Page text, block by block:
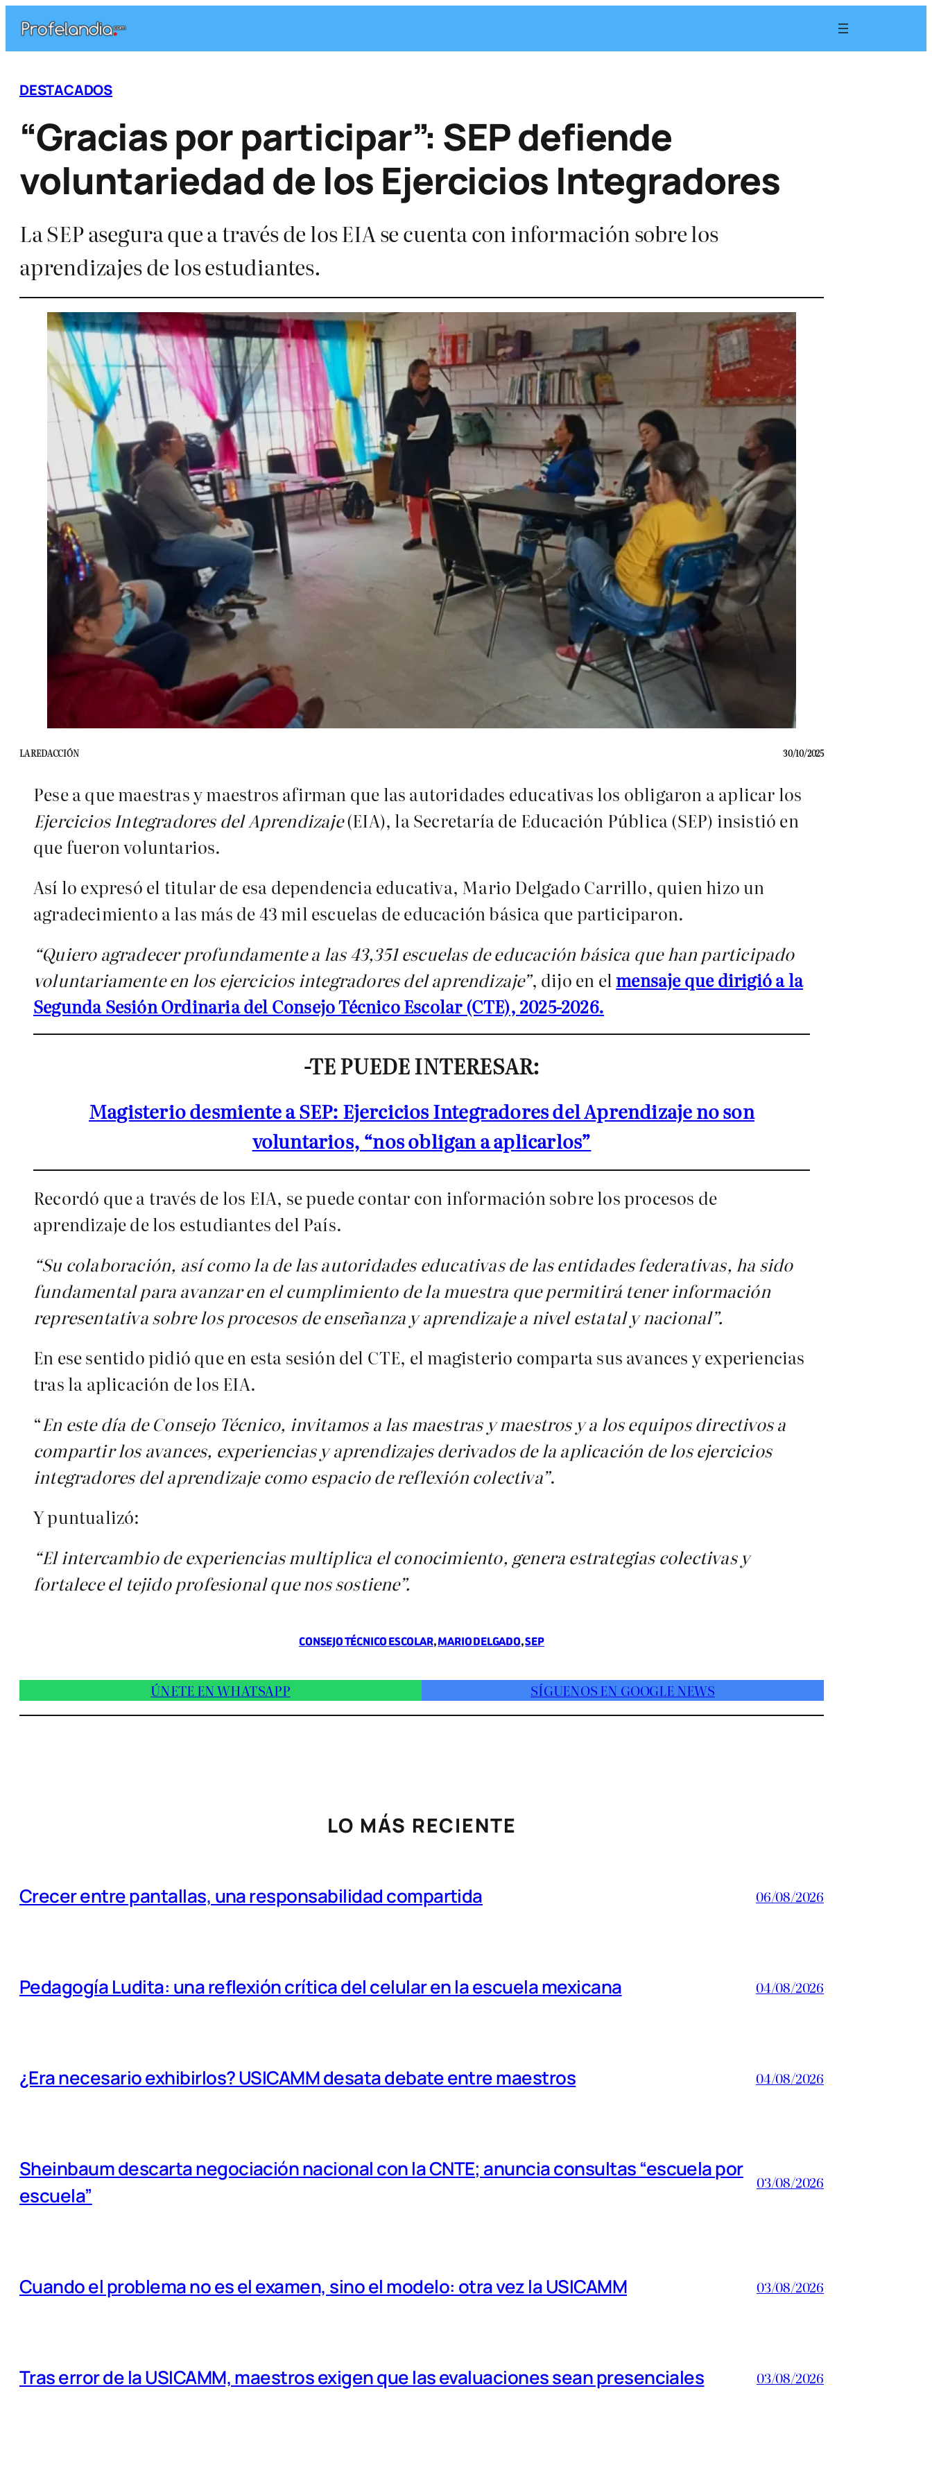
contenido
DESTACADOS
“Gracias por participar”: SEP defiende
voluntariedad de los Ejercicios Integradores
La SEP asegura que a través de los EIA se cuenta con información sobre los
aprendizajes de los estudiantes.
LA REDACCIÓN 30/10/2025
Pese a que maestras y maestros afirman que las autoridades educativas los obligaron a aplicar los
Ejercicios Integradores del Aprendizaje(EIA), la Secretaría de Educación Pública (SEP) insistió en
que fueron voluntarios.
Así lo expresó el titular de esa dependencia educativa, Mario Delgado Carrillo, quien hizo un
agradecimiento a las más de 43 mil escuelas de educación básica que participaron.
“Quiero agradecer profundamente a las 43,351 escuelas de educación básica que han participado
voluntariamente en los ejercicios integradores del aprendizaje”, dijo en elmensaje que dirigió a la
Segunda Sesión Ordinaria del Consejo Técnico Escolar (CTE), 2025-2026.
-TE PUEDE INTERESAR:
Magisterio desmiente a SEP: Ejercicios Integradores del Aprendizaje no son
voluntarios, “nos obligan a aplicarlos”
Recordó que a través de los EIA, se puede contar con información sobre los procesos de
aprendizaje de los estudiantes del País.
“Su colaboración, así como la de las autoridades educativas de las entidades federativas, ha sido
fundamental para avanzar en el cumplimiento de la muestra que permitirá tener información
representativa sobre los procesos de enseñanza y aprendizaje a nivel estatal y nacional”.
En ese sentido pidió que en esta sesión del CTE, el magisterio comparta sus avances y experiencias
tras la aplicación de los EIA.
“En este día de Consejo Técnico, invitamos a las maestras y maestros y a los equipos directivos a
compartir los avances, experiencias y aprendizajes derivados de la aplicación de los ejercicios
integradores del aprendizaje como espacio de reflexión colectiva”.
Y puntualizó:
“El intercambio de experiencias multiplica el conocimiento, genera estrategias colectivas y
fortalece el tejido profesional que nos sostiene”.
CONSEJO TÉCNICO ESCOLAR, MARIO DELGADO, SEP
ÚNETE EN WHATSAPP SÍGUENOS EN GOOGLE NEWS
LO MÁS RECIENTE
Crecer entre pantallas, una responsabilidad compartida 06/08/2026
Pedagogía Ludita: una reflexión crítica del celular en la escuela mexicana 04/08/2026
¿Era necesario exhibirlos? USICAMM desata debate entre maestros 04/08/2026
Sheinbaum descarta negociación nacional con la CNTE; anuncia consultas “escuela por
escuela”
03/08/2026
Cuando el problema no es el examen, sino el modelo: otra vez la USICAMM 03/08/2026
Tras error de la USICAMM, maestros exigen que las evaluaciones sean presenciales 03/08/2026